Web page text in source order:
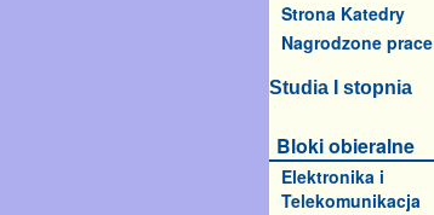
Strona Katedry
Nagrodzone prace
Studia I stopnia
Bloki obieralne
Elektronika i
Telekomunikacja